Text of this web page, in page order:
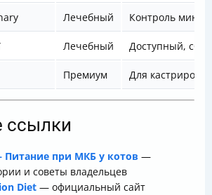
Лечебный Контроль
Лечебный Доступный,
Премиум Для
ссылки
при МКБ у котов —
и советы владельцев
Diet — официальный сайт